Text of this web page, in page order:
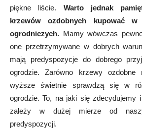
piękne liście. Warto jednak
krzewów ozdobnych kupować w
ogrodniczych. Mamy wówczas
one przetrzymywane w dobrych
mają predyspozycje do dobrego
ogrodzie. Zarówno krzewy
wyższe świetnie sprawdzą się w
ogrodzie. To, na jaki się zdecydujemy
zależy w dużej mierze od
predyspozycji.